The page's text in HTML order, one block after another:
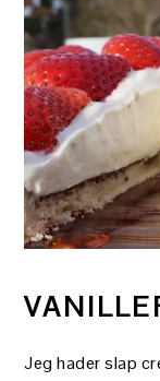
Jeg hader slap